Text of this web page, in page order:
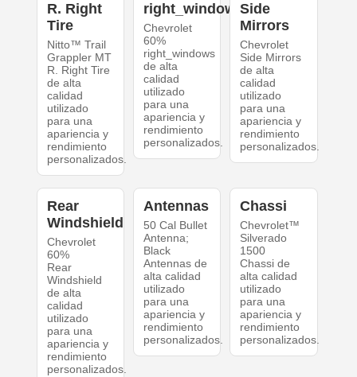
R. Right
Tire
Nitto™ Trail
Grappler MT
R. Right Tire
de alta
calidad
utilizado
para una
apariencia y
rendimiento
personalizados.
right_windows
Chevrolet
60%
right_windows
de alta
calidad
utilizado
para una
apariencia y
rendimiento
personalizados.
Side
Mirrors
Chevrolet
Side Mirrors
de alta
calidad
utilizado
para una
apariencia y
rendimiento
personalizados.
Rear
Windshield
Chevrolet
60%
Rear
Windshield
de alta
calidad
utilizado
para una
apariencia y
rendimiento
personalizados.
Antennas
50 Cal Bullet
Antenna;
Black
Antennas de
alta calidad
utilizado
para una
apariencia y
rendimiento
personalizados.
Chassi
Chevrolet™
Silverado
1500
Chassi de
alta calidad
utilizado
para una
apariencia y
rendimiento
personalizados.